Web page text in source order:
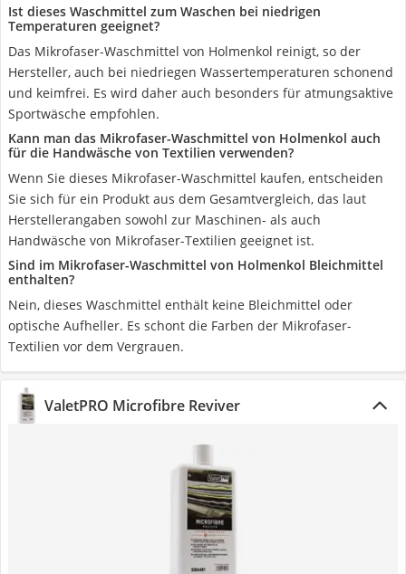
Ist dieses Waschmittel zum Waschen bei niedrigen
Temperaturen geeignet?
Das Mikrofaser-Waschmittel von Holmenkol reinigt, so der
Hersteller, auch bei niedriegen Wassertemperaturen schonend
und keimfrei. Es wird daher auch besonders für atmungsaktive
Sportwäsche empfohlen.
Kann man das Mikrofaser-Waschmittel von Holmenkol auch
für die Handwäsche von Textilien verwenden?
Wenn Sie dieses Mikrofaser-Waschmittel kaufen, entscheiden
Sie sich für ein Produkt aus dem Gesamtvergleich, das laut
Herstellerangaben sowohl zur Maschinen- als auch
Handwäsche von Mikrofaser-Textilien geeignet ist.
Sind im Mikrofaser-Waschmittel von Holmenkol Bleichmittel
enthalten?
Nein, dieses Waschmittel enthält keine Bleichmittel oder
optische Aufheller. Es schont die Farben der Mikrofaser-
Textilien vor dem Vergrauen.
ValetPRO Microfibre Reviver